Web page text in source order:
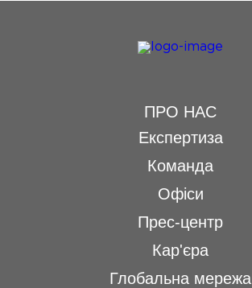
ПРО НАС
Експертиза
Команда
Офіси
Прес-центр
Кар'єра
Глобальна мережа